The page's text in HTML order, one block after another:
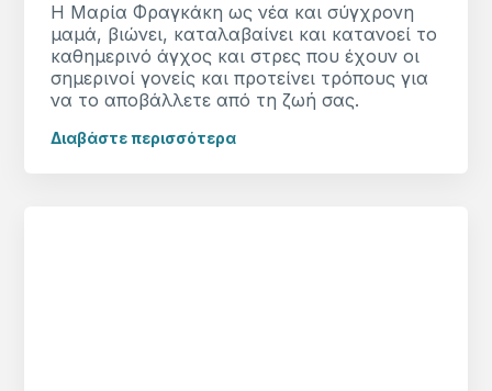
Η Μαρία Φραγκάκη ως νέα και σύγχρονη
μαμά, βιώνει, καταλαβαίνει και κατανοεί το
καθημερινό άγχος και στρες που έχουν οι
σημερινοί γονείς και προτείνει τρόπους για
να το αποβάλλετε από τη ζωή σας.
Διαβάστε περισσότερα